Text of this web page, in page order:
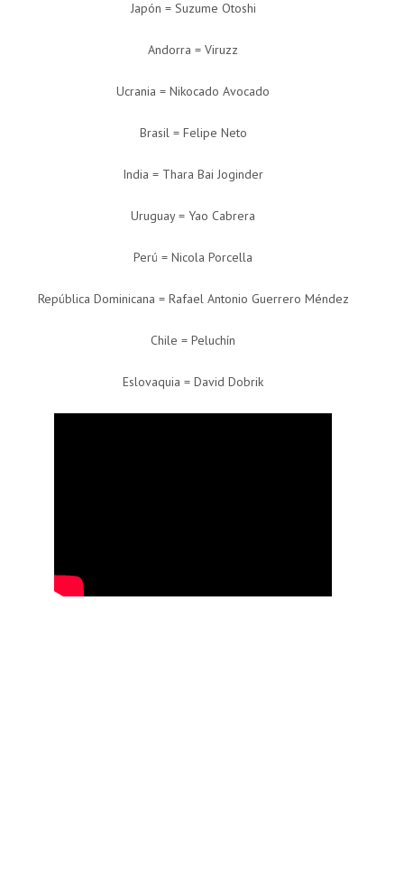
Japón = Suzume Otoshi
Andorra = Viruzz
Ucrania = Nikocado Avocado
Brasil = Felipe Neto
India = Thara Bai Joginder
Uruguay = Yao Cabrera
Perú = Nicola Porcella
República Dominicana = Rafael Antonio Guerrero Méndez
Chile = Peluchín
Eslovaquia = David Dobrik